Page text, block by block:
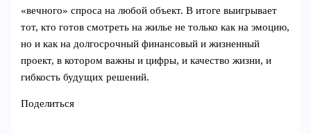
«вечного» спроса на любой объект. В итоге выигрывает
тот, кто готов смотреть на жилье не только как на эмоцию,
но и как на долгосрочный финансовый и жизненный
проект, в котором важны и цифры, и качество жизни, и
гибкость будущих решений.
Поделиться